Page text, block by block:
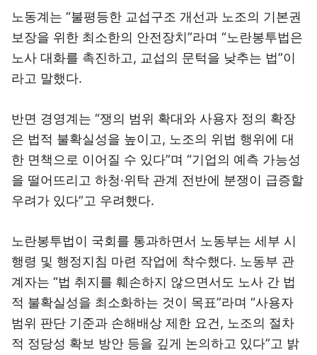
노동계는 “불평등한 교섭구조 개선과 노조의 기본권
보장을 위한 최소한의 안전장치”라며 “노란봉투법은
노사 대화를 촉진하고, 교섭의 문턱을 낮추는 법”이
라고 말했다.
반면 경영계는 “쟁의 범위 확대와 사용자 정의 확장
은 법적 불확실성을 높이고, 노조의 위법 행위에 대
한 면책으로 이어질 수 있다”며 “기업의 예측 가능성
을 떨어뜨리고 하청·위탁 관계 전반에 분쟁이 급증할
우려가 있다”고 우려했다.
노란봉투법이 국회를 통과하면서 노동부는 세부 시
행령 및 행정지침 마련 작업에 착수했다. 노동부 관
계자는 “법 취지를 훼손하지 않으면서도 노사 간 법
적 불확실성을 최소화하는 것이 목표”라며 “사용자
범위 판단 기준과 손해배상 제한 요건, 노조의 절차
적 정당성 확보 방안 등을 깊게 논의하고 있다”고 밝